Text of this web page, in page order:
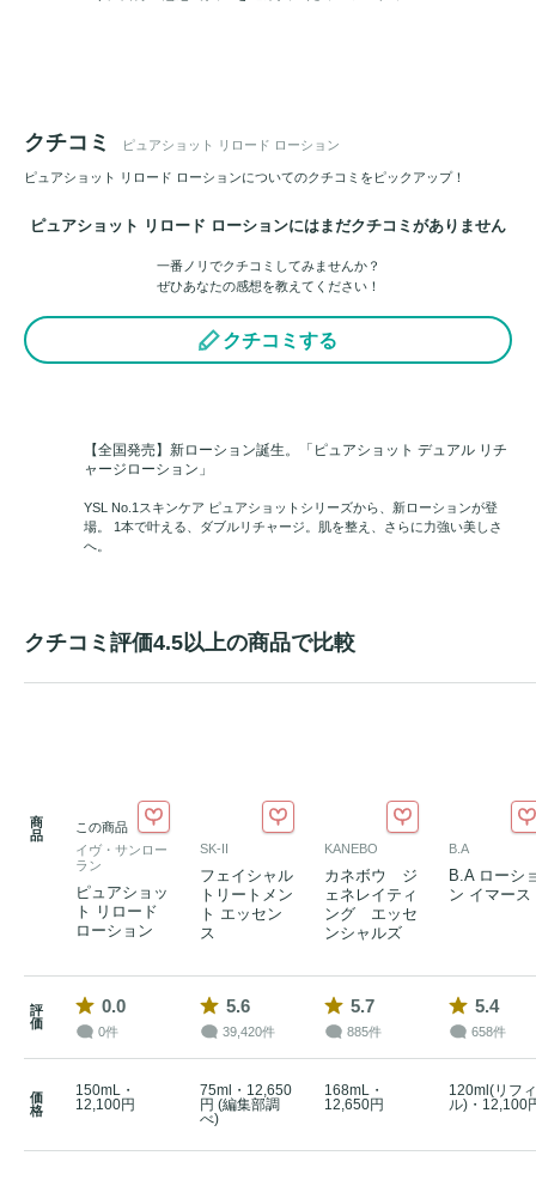
クチコミ ピュアショット リロード ローション
ピュアショット リロード ローションについてのクチコミをピックアップ！
ピュアショット リロード ローションにはまだクチコミがありません
一番ノリでクチコミしてみませんか？
ぜひあなたの感想を教えてください！
クチコミする
【全国発売】新ローション誕生。「ピュアショット デュアル リチ
ャージローション」
YSL No.1スキンケア ピュアショットシリーズから、新ローションが登
場。 1本で叶える、ダブルリチャージ。肌を整え、さらに力強い美しさ
へ。
クチコミ評価4.5以上の商品で比較
商
品
この商品
イヴ・サンロー
ラン
ピュアショッ
ト リロード
ローション
SK-II
フェイシャル
トリートメン
ト エッセン
ス
KANEBO
カネボウ ジ
ェネレイティ
ング エッセ
ンシャルズ
B.A
B.A ローシ
ン イマース
評
価
0.0
0件
5.6
39,420件
5.7
885件
5.4
658件
価
格
150mL・
12,100円
75ml・12,650
円 (編集部調
べ)
168mL・
12,650円
120ml(リフィ
ル)・12,100